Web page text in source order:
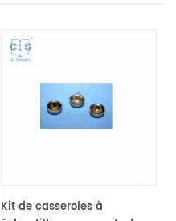
Kit de casseroles à